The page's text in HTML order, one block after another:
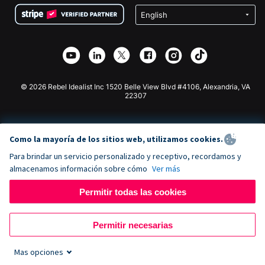
Privacidad
Asociación de afiliados
Recaudación de fondos para escuelas
Plugin de donaciones de Wix
Aplicación de donaciones de Webflow
Donaciones de Joomla
© 2026 Rebel Idealist Inc 1520 Belle View Blvd #4106, Alexandria, VA
22307
Como la mayoría de los sitios web, utilizamos cookies.
Para brindar un servicio personalizado y receptivo, recordamos y
almacenamos información sobre cómo Ver más
Permitir todas las cookies
Permitir necesarias
Mas opciones